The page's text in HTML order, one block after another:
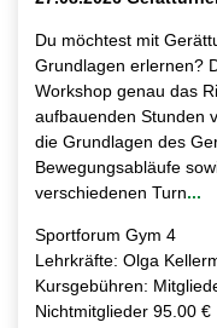
Du möchtest mit
Grundlagen erlernen?
Workshop genau das
aufbauenden Stunden
die Grundlagen des
Bewegungsabläufe
verschiedenen Turn...
Sportforum Gym 4
Lehrkräfte: Olga
Kursgebühren:
Nichtmitglieder 95.00 €